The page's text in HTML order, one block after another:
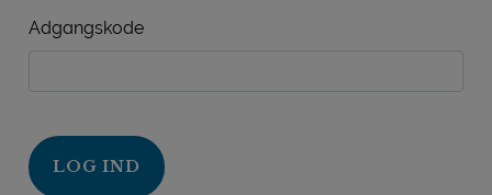
Adgangskode
LOG IND